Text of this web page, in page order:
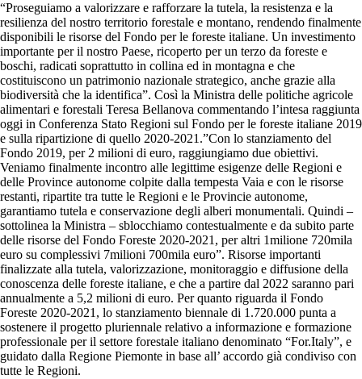
“Proseguiamo a valorizzare e rafforzare la tutela, la resistenza e la
resilienza del nostro territorio forestale e montano, rendendo finalmente
disponibili le risorse del Fondo per le foreste italiane. Un investimento
importante per il nostro Paese, ricoperto per un terzo da foreste e
boschi, radicati soprattutto in collina ed in montagna e che
costituiscono un patrimonio nazionale strategico, anche grazie alla
biodiversità che la identifica”. Così la Ministra delle politiche agricole
alimentari e forestali Teresa Bellanova commentando l’intesa raggiunta
oggi in Conferenza Stato Regioni sul Fondo per le foreste italiane 2019
e sulla ripartizione di quello 2020-2021.”Con lo stanziamento del
Fondo 2019, per 2 milioni di euro, raggiungiamo due obiettivi.
Veniamo finalmente incontro alle legittime esigenze delle Regioni e
delle Province autonome colpite dalla tempesta Vaia e con le risorse
restanti, ripartite tra tutte le Regioni e le Provincie autonome,
garantiamo tutela e conservazione degli alberi monumentali. Quindi –
sottolinea la Ministra – sblocchiamo contestualmente e da subito parte
delle risorse del Fondo Foreste 2020-2021, per altri 1milione 720mila
euro su complessivi 7milioni 700mila euro”. Risorse importanti
finalizzate alla tutela, valorizzazione, monitoraggio e diffusione della
conoscenza delle foreste italiane, e che a partire dal 2022 saranno pari
annualmente a 5,2 milioni di euro. Per quanto riguarda il Fondo
Foreste 2020-2021, lo stanziamento biennale di 1.720.000 punta a
sostenere il progetto pluriennale relativo a informazione e formazione
professionale per il settore forestale italiano denominato “For.Italy”, e
guidato dalla Regione Piemonte in base all’ accordo già condiviso con
tutte le Regioni.